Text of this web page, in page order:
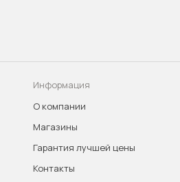
Информация
О компании
Магазины
Гарантия лучшей цены
Контакты